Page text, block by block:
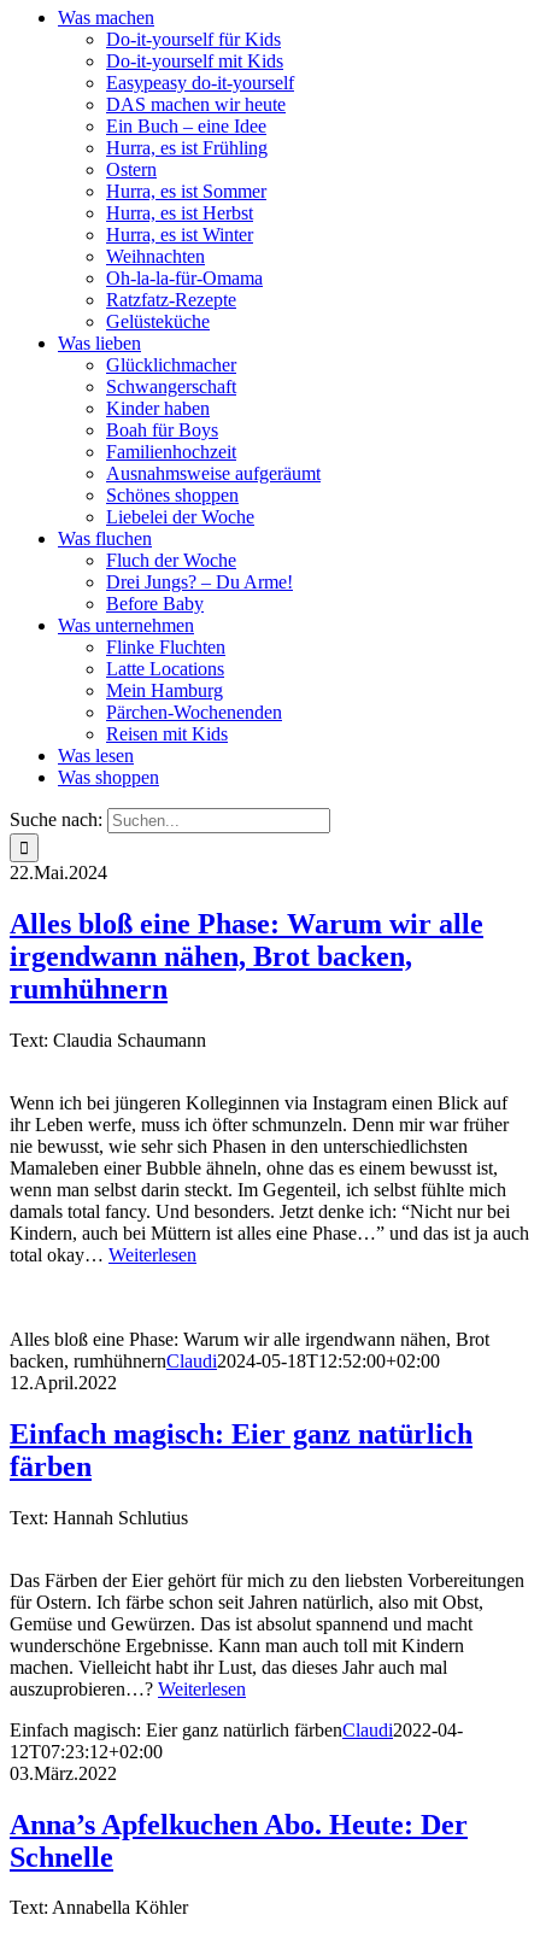
Was machen
Do-it-yourself für Kids
Do-it-yourself mit Kids
Easypeasy do-it-yourself
DAS machen wir heute
Ein Buch – eine Idee
Hurra, es ist Frühling
Ostern
Hurra, es ist Sommer
Hurra, es ist Herbst
Hurra, es ist Winter
Weihnachten
Oh-la-la-für-Omama
Ratzfatz-Rezepte
Gelüsteküche
Was lieben
Glücklichmacher
Schwangerschaft
Kinder haben
Boah für Boys
Familienhochzeit
Ausnahmsweise aufgeräumt
Schönes shoppen
Liebelei der Woche
Was fluchen
Fluch der Woche
Drei Jungs? – Du Arme!
Before Baby
Was unternehmen
Flinke Fluchten
Latte Locations
Mein Hamburg
Pärchen-Wochenenden
Reisen mit Kids
Was lesen
Was shoppen
Suche nach:
22.Mai.2024
Alles bloß eine Phase: Warum wir alle
irgendwann nähen, Brot backen,
rumhühnern
Text: Claudia Schaumann
Wenn ich bei jüngeren Kolleginnen via Instagram einen Blick auf
ihr Leben werfe, muss ich öfter schmunzeln. Denn mir war früher
nie bewusst, wie sehr sich Phasen in den unterschiedlichsten
Mamaleben einer Bubble ähneln, ohne das es einem bewusst ist,
wenn man selbst darin steckt. Im Gegenteil, ich selbst fühlte mich
damals total fancy. Und besonders. Jetzt denke ich: “Nicht nur bei
Kindern, auch bei Müttern ist alles eine Phase…” und das ist ja auch
total okay… Weiterlesen
Alles bloß eine Phase: Warum wir alle irgendwann nähen, Brot
backen, rumhühnernClaudi2024-05-18T12:52:00+02:00
12.April.2022
Einfach magisch: Eier ganz natürlich
färben
Text: Hannah Schlutius
Das Färben der Eier gehört für mich zu den liebsten Vorbereitungen
für Ostern. Ich färbe schon seit Jahren natürlich, also mit Obst,
Gemüse und Gewürzen. Das ist absolut spannend und macht
wunderschöne Ergebnisse. Kann man auch toll mit Kindern
machen. Vielleicht habt ihr Lust, das dieses Jahr auch mal
auszuprobieren…? Weiterlesen
Einfach magisch: Eier ganz natürlich färbenClaudi2022-04-
12T07:23:12+02:00
03.März.2022
Anna’s Apfelkuchen Abo. Heute: Der
Schnelle
Text: Annabella Köhler